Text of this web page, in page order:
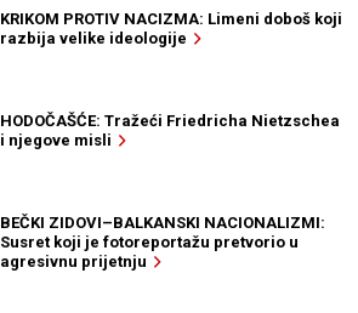
KRIKOM PROTIV NACIZMA: Limeni doboš koji
razbija velike ideologije
HODOČAŠĆE: Tražeći Friedricha Nietzschea
i njegove misli
BEČKI ZIDOVI–BALKANSKI NACIONALIZMI:
Susret koji je fotoreportažu pretvorio u
agresivnu prijetnju